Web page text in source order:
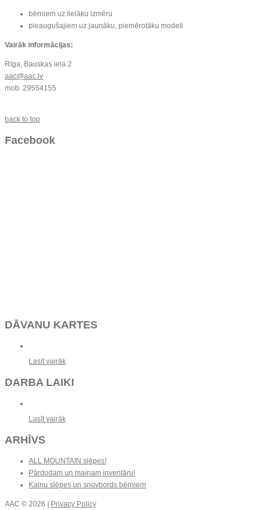
bērniem uz lielāku izmēru
pieaugušajiem uz jaunāku, piemērotāku modeli
Vairāk informācijas:
Rīga, Bauskas iela 2
aac@aac.lv
mob. 29554155
back to top
Facebook
DĀVANU KARTES
Lasīt vairāk
DARBA LAIKI
Lasīt vairāk
ARHĪVS
ALL MOUNTAIN slēpes!
Pārdodam un mainam inventāru!
Kalnu slēpes un snovbords bērniem
AAC © 2026 | Privacy Policy